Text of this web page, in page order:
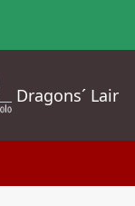
Dragons´ Lair